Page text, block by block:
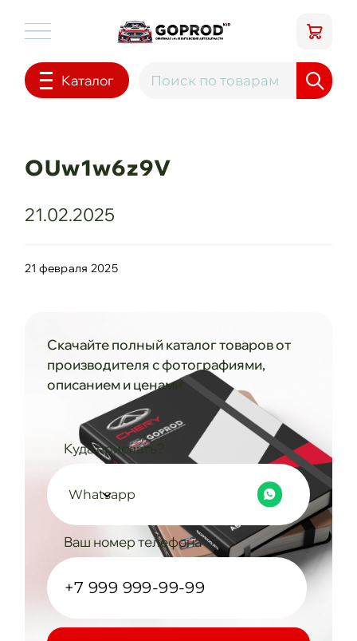
Каталог
OUw1w6z9V
21.02.2025
21 февраля 2025
Скачайте полный каталог товаров от
производителя с фотографиями,
описанием и ценами
Куда прислать?
Whatsapp
Ваш номер телефона